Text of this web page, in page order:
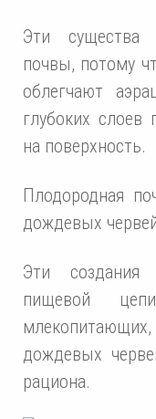
Эти существа
почвы, потому
облегчают
глубоких слоев
на поверхность.
Плодородная
дождевых
Эти
пищевой
дождевых
рациона.